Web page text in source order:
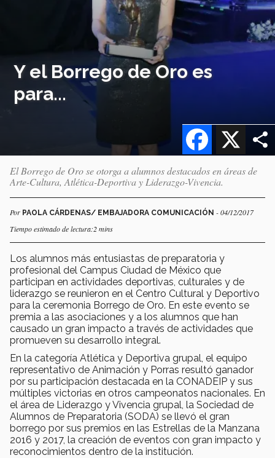
Y el Borrego de Oro es
para...
X
Facebook
El Borrego de Oro se otorga a alumnos destacados en áreas de
Arte-Cultura, Atlética-Deportiva y Liderazgo-Vivencia.
Por PAOLA CÁRDENAS/ EMBAJADORA COMUNICACIÓN - 04/12/2017
Tiempo estimado de lectura:2 mins
Los alumnos más entusiastas de preparatoria y
profesional del Campus Ciudad de México que
participan en actividades deportivas, culturales y de
liderazgo se reunieron en el Centro Cultural y Deportivo
para la ceremonia Borrego de Oro. En este evento se
premia a las asociaciones y a los alumnos que han
causado un gran impacto a través de actividades que
promueven su desarrollo integral.
En la categoría Atlética y Deportiva grupal, el equipo
representativo de Animación y Porras resultó ganador
por su participación destacada en la CONADEIP y sus
múltiples victorias en otros campeonatos nacionales. En
el área de Liderazgo y Vivencia grupal, la Sociedad de
Alumnos de Preparatoria (SODA) se llevó el gran
borrego por sus premios en las Estrellas de la Manzana
2016 y 2017, la creación de eventos con gran impacto y
reconocimientos dentro de la institución.